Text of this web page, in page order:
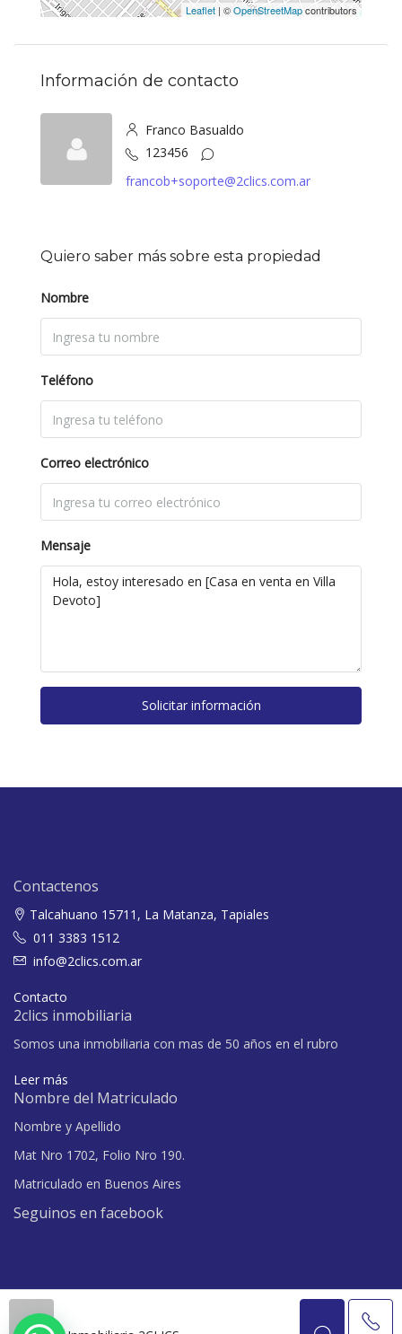
Leaflet | ©OpenStreetMapcontributors
Información de contacto
Franco Basualdo
123456
francob+soporte@2clics.com.ar
Quiero saber más sobre esta propiedad
Nombre
Teléfono
Correo electrónico
Mensaje
Solicitar información
Contactenos
Talcahuano 15711, La Matanza, Tapiales
011 3383 1512
info@2clics.com.ar
Contacto
2clics inmobiliaria
Somos una inmobiliaria con mas de 50 años en el rubro
Leer más
Nombre del Matriculado
Nombre y Apellido
Mat Nro 1702, Folio Nro 190.
Matriculado en Buenos Aires
Seguinos en facebook